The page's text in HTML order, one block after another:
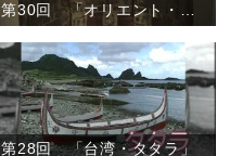
第28回 「台湾・タタラ」